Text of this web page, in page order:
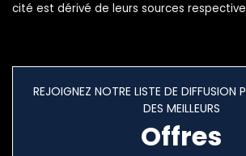
cité est dérivé de leurs sources
REJOIGNEZ NOTRE LISTE DE DIFFUSION
DES MEILLEURS
Offres